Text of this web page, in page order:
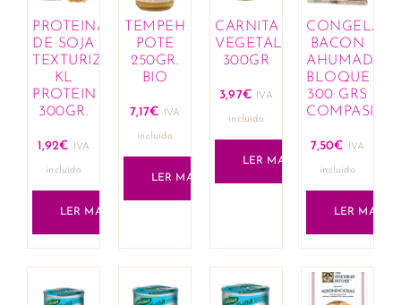
PROTEINAS
DE SOJA
TEXTURIZADA
KL
PROTEIN
300GR.
1,92€ IVA
incluido
LER MAIS
TEMPEH
POTE
250GR.
BIO
7,17€ IVA
incluido
LER MAIS
CARNITA
VEGETAL
300GR
3,97€ IVA
incluido
LER MAIS
BACON
AHUMADO
BLOQUE
300 GRS
COMPASIÓN
7,50€ IVA
incluido
LER MAIS